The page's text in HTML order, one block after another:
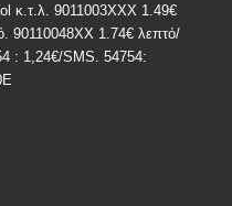
κ.τ.λ. 9011003XXX 1.49€
90110048XX 1.74€ λεπτό/
: 1,24€/SMS. 54754: